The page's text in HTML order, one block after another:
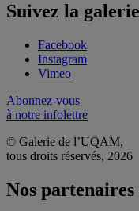
Suivez la galerie
Facebook
Instagram
Vimeo
Abonnez-vous
à notre infolettre
© Galerie de l’UQAM,
tous droits réservés, 2026
Nos partenaires